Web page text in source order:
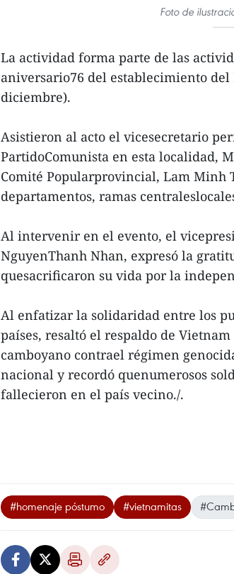
Foto de
La actividad forma parte de las
aniversario76 del establecimiento
diciembre).
Asistieron al acto el vicesecretario
PartidoComunista en esta localidad,
Comité Popularprovincial, Lam Minh
departamentos, ramas
Al intervenir en el evento, el
NguyenThanh Nhan, expresó la
quesacrificaron su vida por la
Al enfatizar la solidaridad entre los
países, resaltó el respaldo de
camboyano contrael régimen
nacional y recordó quenumerosos
fallecieron en el país vecino./.
#homenaje póstumo #vietnamitas